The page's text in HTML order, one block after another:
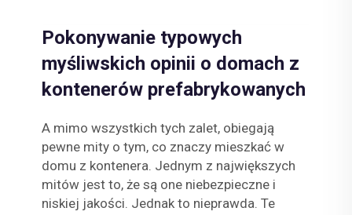
Pokonywanie typowych
myśliwskich opinii o domach z
kontenerów prefabrykowanych
A mimo wszystkich tych zalet, obiegają
pewne mity o tym, co znaczy mieszkać w
domu z kontenera. Jednym z największych
mitów jest to, że są one niebezpieczne i
niskiej jakości. Jednak to nieprawda. Te